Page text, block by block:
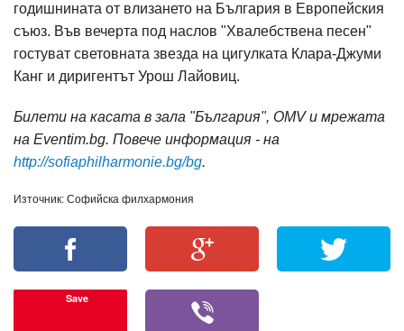
годишнината от влизането на България в Европейския
съюз. Във вечерта под наслов "Хвалебствена песен"
гостуват световната звезда на цигулката Клара-Джуми
Канг и диригентът Урош Лайовиц.
Билети на касата в зала "България", OMV и мрежата
на Еventim.bg. Повече информация - на
http://sofiaphilharmonie.bg/bg.
Източник: Софийска филхармония
Save